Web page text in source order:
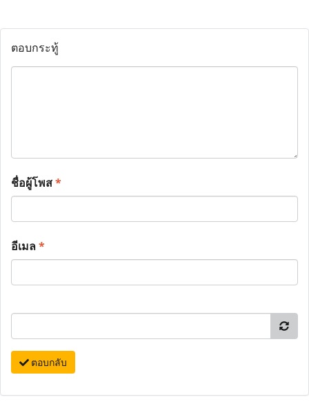
ตอบกระทู้
ชื่อผู้โพส*
อีเมล*
ตอบกลับ